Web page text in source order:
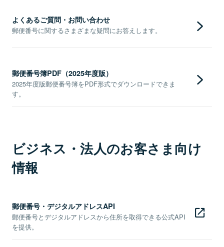
よくあるご質問・お問い合わせ
郵便番号に関するさまざまな疑問にお答えします。
郵便番号簿PDF（2025年度版）
2025年度版郵便番号簿をPDF形式でダウンロードできま
す。
ビジネス・法人のお客さま向け
情報
郵便番号・デジタルアドレスAPI
郵便番号とデジタルアドレスから住所を取得できる公式API
を提供。